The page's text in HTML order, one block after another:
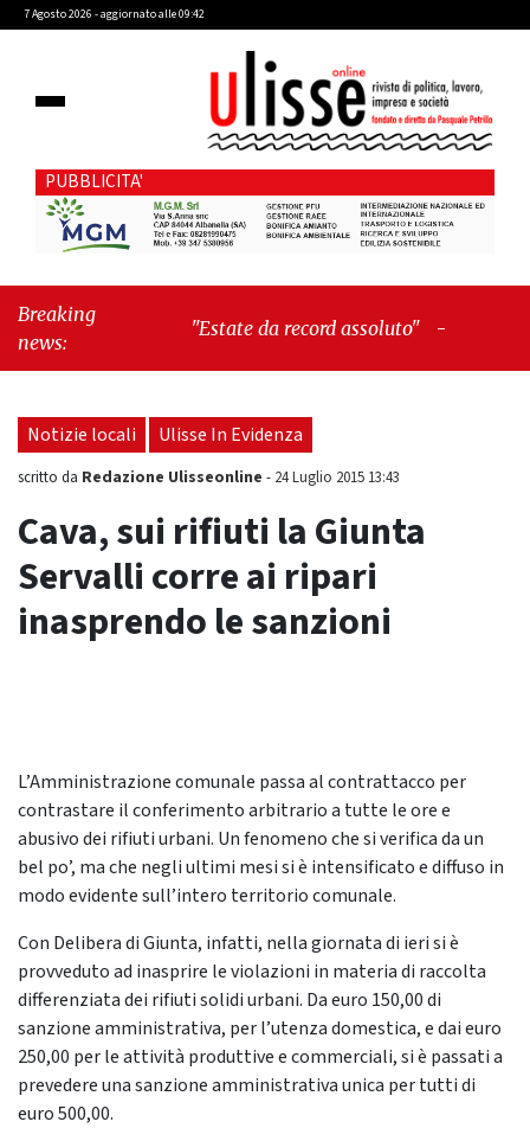
7 Agosto 2026 - aggiornato alle 09:42
PUBBLICITA'
Breaking
news:
"Estate da record assoluto" -"Francesco
Notizie locali Ulisse In Evidenza
scritto da Redazione Ulisseonline - 24 Luglio 2015 13:43
Cava, sui rifiuti la Giunta
Servalli corre ai ripari
inasprendo le sanzioni
L’Amministrazione comunale passa al contrattacco per
contrastare il conferimento arbitrario a tutte le ore e
abusivo dei rifiuti urbani. Un fenomeno che si verifica da un
bel po’, ma che negli ultimi mesi si è intensificato e diffuso in
modo evidente sull’intero territorio comunale.
Con Delibera di Giunta, infatti, nella giornata di ieri si è
provveduto ad inasprire le violazioni in materia di raccolta
differenziata dei rifiuti solidi urbani. Da euro 150,00 di
sanzione amministrativa, per l’utenza domestica, e dai euro
250,00 per le attività produttive e commerciali, si è passati a
prevedere una sanzione amministrativa unica per tutti di
euro 500,00.